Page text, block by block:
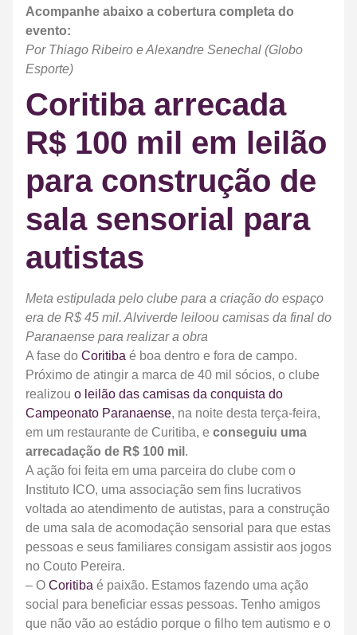
Acompanhe abaixo a cobertura completa do
evento:
Por Thiago Ribeiro e Alexandre Senechal (Globo
Esporte)
Coritiba arrecada
R$ 100 mil em leilão
para construção de
sala sensorial para
autistas
Meta estipulada pelo clube para a criação do espaço
era de R$ 45 mil. Alviverde leiloou camisas da final do
Paranaense para realizar a obra
A fase do Coritiba é boa dentro e fora de campo.
Próximo de atingir a marca de 40 mil sócios, o clube
realizou o leilão das camisas da conquista do
Campeonato Paranaense, na noite desta terça-feira,
em um restaurante de Curitiba, e conseguiu uma
arrecadação de R$ 100 mil .
A ação foi feita em uma parceira do clube com o
Instituto ICO, uma associação sem fins lucrativos
voltada ao atendimento de autistas, para a construção
de uma sala de acomodação sensorial para que estas
pessoas e seus familiares consigam assistir aos jogos
no Couto Pereira.
– O Coritiba é paixão. Estamos fazendo uma ação
social para beneficiar essas pessoas. Tenho amigos
que não vão ao estádio porque o filho tem autismo e o